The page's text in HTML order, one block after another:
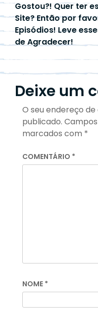
Gostou?! Quer ter
Site? Então por
Episódios! Leve
de Agradecer!
Deixe um
O seu endereço
publicado.
marcados com *
COMENTÁRIO *
NOME *